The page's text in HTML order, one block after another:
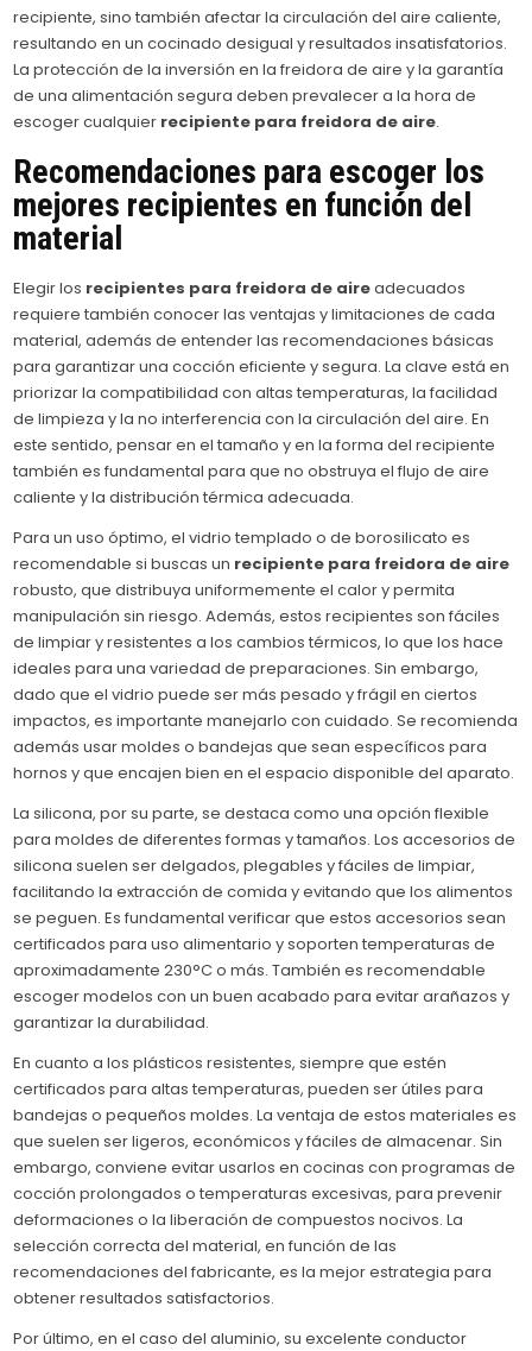
recipiente, sino también afectar la circulación del aire caliente,
resultando en un cocinado desigual y resultados insatisfatorios.
La protección de la inversión en la freidora de aire y la garantía
de una alimentación segura deben prevalecer a la hora de
escoger cualquier recipiente para freidora de aire.
Recomendaciones para escoger los
mejores recipientes en función del
material
Elegir los recipientes para freidora de aireadecuados
requiere también conocer las ventajas y limitaciones de cada
material, además de entender las recomendaciones básicas
para garantizar una cocción eficiente y segura. La clave está en
priorizar la compatibilidad con altas temperaturas, la facilidad
de limpieza y la no interferencia con la circulación del aire. En
este sentido, pensar en el tamaño y en la forma del recipiente
también es fundamental para que no obstruya el flujo de aire
caliente y la distribución térmica adecuada.
Para un uso óptimo, el vidrio templado o de borosilicato es
recomendable si buscas un recipiente para freidora de aire
robusto, que distribuya uniformemente el calor y permita
manipulación sin riesgo. Además, estos recipientes son fáciles
de limpiar y resistentes a los cambios térmicos, lo que los hace
ideales para una variedad de preparaciones. Sin embargo,
dado que el vidrio puede ser más pesado y frágil en ciertos
impactos, es importante manejarlo con cuidado. Se recomienda
además usar moldes o bandejas que sean específicos para
hornos y que encajen bien en el espacio disponible del aparato.
La silicona, por su parte, se destaca como una opción flexible
para moldes de diferentes formas y tamaños. Los accesorios de
silicona suelen ser delgados, plegables y fáciles de limpiar,
facilitando la extracción de comida y evitando que los alimentos
se peguen. Es fundamental verificar que estos accesorios sean
certificados para uso alimentario y soporten temperaturas de
aproximadamente 230°C o más. También es recomendable
escoger modelos con un buen acabado para evitar arañazos y
garantizar la durabilidad.
En cuanto a los plásticos resistentes, siempre que estén
certificados para altas temperaturas, pueden ser útiles para
bandejas o pequeños moldes. La ventaja de estos materiales es
que suelen ser ligeros, económicos y fáciles de almacenar. Sin
embargo, conviene evitar usarlos en cocinas con programas de
cocción prolongados o temperaturas excesivas, para prevenir
deformaciones o la liberación de compuestos nocivos. La
selección correcta del material, en función de las
recomendaciones del fabricante, es la mejor estrategia para
obtener resultados satisfactorios.
Por último, en el caso del aluminio, su excelente conductor